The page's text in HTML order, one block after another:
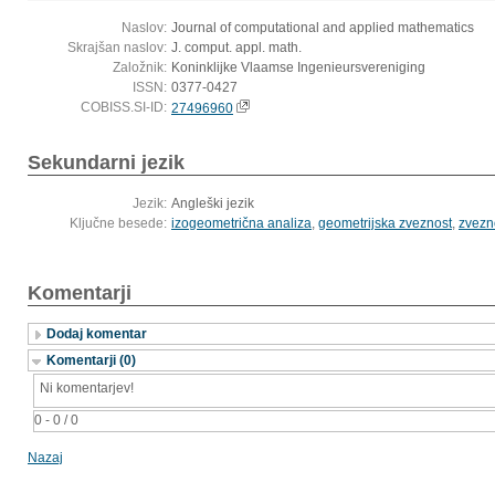
Naslov: Journal of computational and applied mathematics
Skrajšan naslov: J. comput. appl. math.
Založnik: Koninklijke Vlaamse Ingenieursvereniging
ISSN: 0377-0427
COBISS.SI-ID: 27496960
Sekundarni jezik
Jezik: Angleški jezik
Ključne besede: izogeometrična analiza, geometrijska zveznost,
Komentarji
Dodaj komentar
Komentarji (0)
0 - 0 / 0
Ni komentarjev!
Nazaj